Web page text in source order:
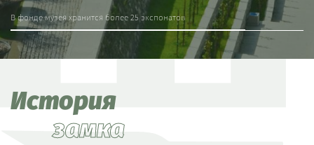
В фонде музея хранится более 25 экспонатов
История
замка